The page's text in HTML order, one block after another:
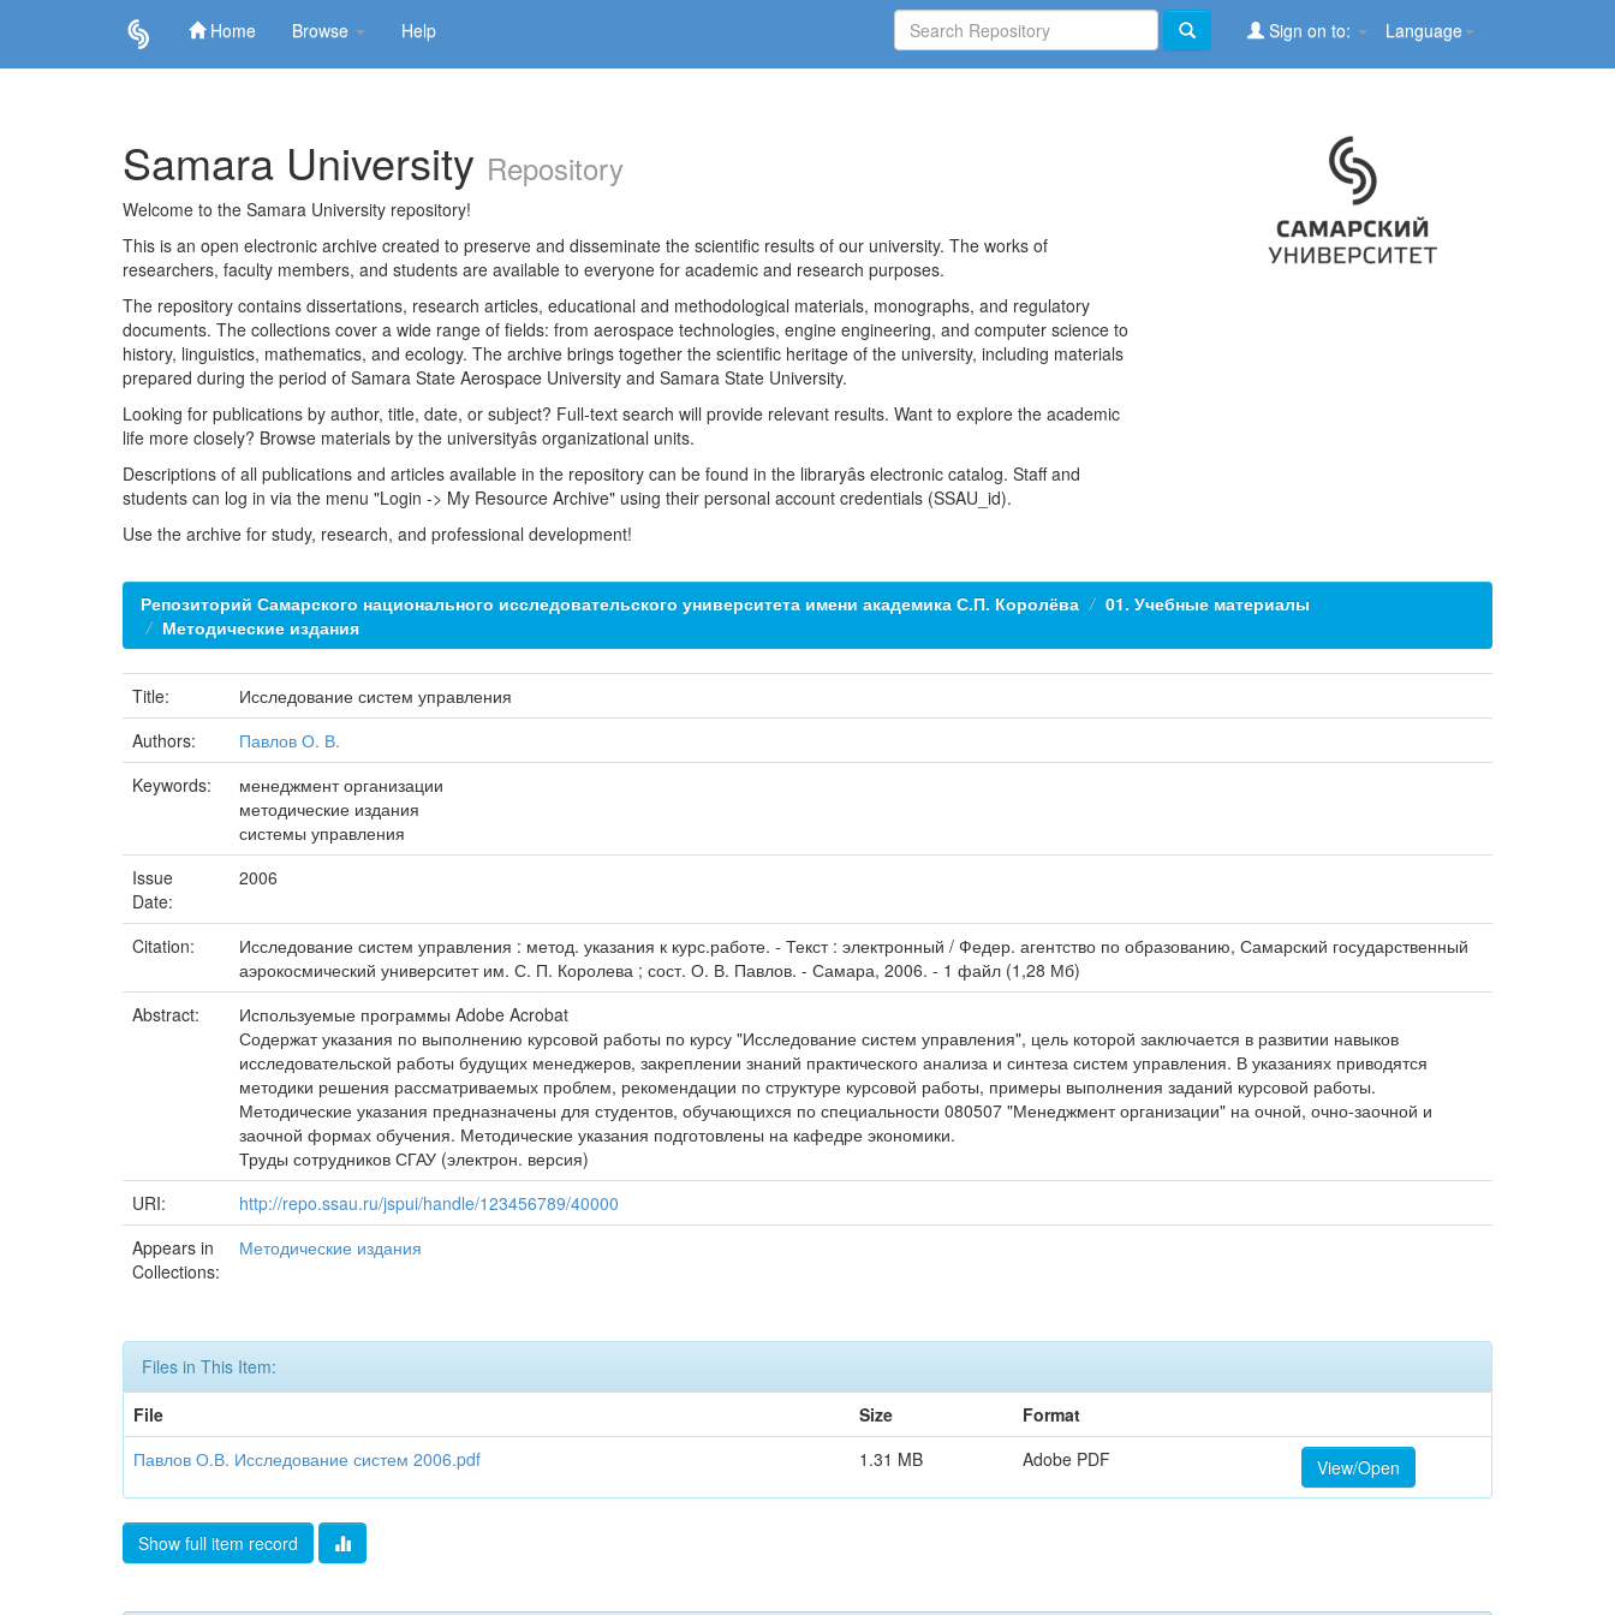
Home Browse Help Language
Sign on to:
Samara University Repository
Welcome to the Samara University repository!
This is an open electronic archive created to preserve and disseminate the scientific results of our university. The works of
researchers, faculty members, and students are available to everyone for academic and research purposes.
The repository contains dissertations, research articles, educational and methodological materials, monographs, and regulatory
documents. The collections cover a wide range of fields: from aerospace technologies, engine engineering, and computer science to
history, linguistics, mathematics, and ecology. The archive brings together the scientific heritage of the university, including materials
prepared during the period of Samara State Aerospace University and Samara State University.
Looking for publications by author, title, date, or subject? Full-text search will provide relevant results. Want to explore the academic
life more closely? Browse materials by the universityâs organizational units.
Descriptions of all publications and articles available in the repository can be found in the libraryâs electronic catalog. Staff and
students can log in via the menu "Login -> My Resource Archive" using their personal account credentials (SSAU_id).
Use the archive for study, research, and professional development!
Репозиторий Самарского национального исследовательского университета имени академика С.П. Королёва
01. Учебные материалы
Методические издания
Title:
Исследование систем управления
Authors:
Павлов О. В.
Keywords:
менеджмент организации
методические издания
системы управления
Issue
Date:
2006
Citation:
Исследование систем управления : метод. указания к курс.работе. - Текст : электронный / Федер. агентство по образованию, Самарский государственный
аэрокосмический университет им. С. П. Королева ; сост. О. В. Павлов. - Самара, 2006. - 1 файл (1,28 Мб)
Abstract:
Используемые программы Adobe Acrobat
Содержат указания по выполнению курсовой работы по курсу "Исследование систем управления", цель которой заключается в развитии навыков
исследовательской работы будущих менеджеров, закреплении знаний практического анализа и синтеза систем управления. В указаниях приводятся
методики решения рассматриваемых проблем, рекомендации по структуре курсовой работы, примеры выполнения заданий курсовой работы.
Методические указания предназначены для студентов, обучающихся по специальности 080507 "Менеджмент организации" на очной, очно-заочной и
заочной формах обучения. Методические указания подготовлены на кафедре экономики.
Труды сотрудников СГАУ (электрон. версия)
URI:
http://repo.ssau.ru/jspui/handle/123456789/40000
Appears in
Collections:
Методические издания
Files in This Item:
File
Size
Format
Павлов О.В. Исследование систем 2006.pdf
1.31 MB Adobe PDF View/Open
Show full item record